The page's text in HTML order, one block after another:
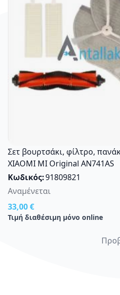
Σετ βουρτσάκι, φίλτρο,
ΧΙΑΟΜΙ ΜΙ Original AN741AS
Κωδικός 91809821
33,00 €
Τιμή διαθέσιμη μόνο online
Αναμένεται